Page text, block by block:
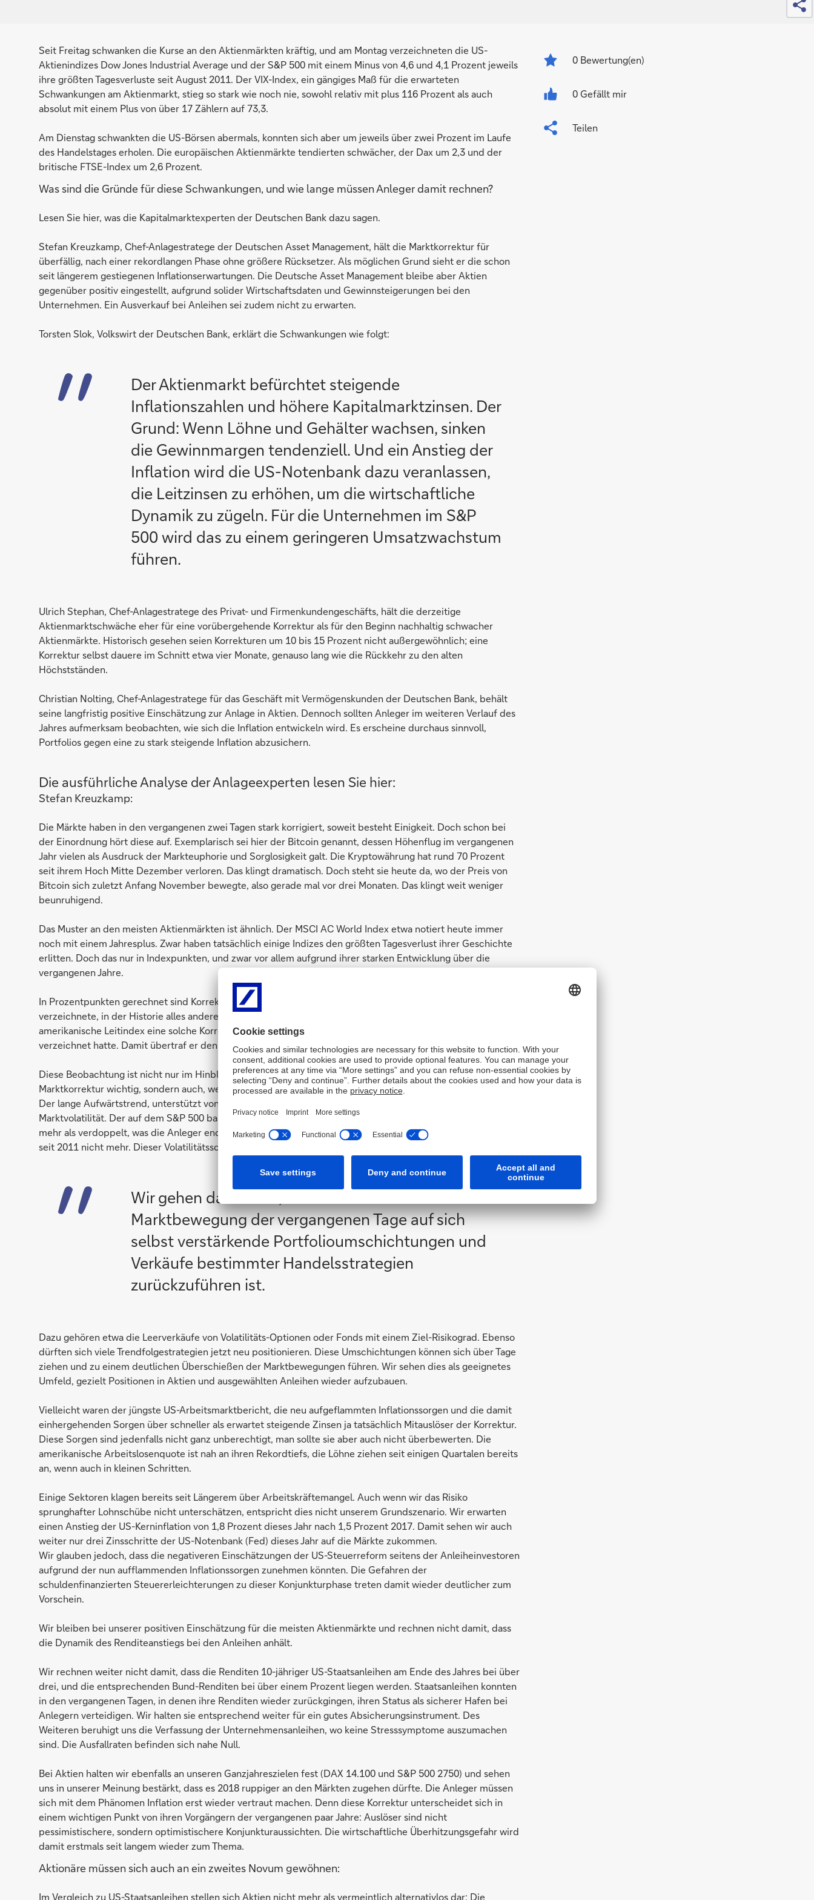
Seit Freitag schwanken die Kurse an den Aktienmärkten kräftig, und am Montag verzeichneten die US-
Aktienindizes Dow Jones Industrial Average und der S&P 500 mit einem Minus von 4,6 und 4,1 Prozent jeweils
ihre größten Tagesverluste seit August 2011. Der VIX-Index, ein gängiges Maß für die erwarteten
Schwankungen am Aktienmarkt, stieg so stark wie noch nie, sowohl relativ mit plus 116 Prozent als auch
absolut mit einem Plus von über 17 Zählern auf 73,3.
Am Dienstag schwankten die US-Börsen abermals, konnten sich aber um jeweils über zwei Prozent im Laufe
des Handelstages erholen. Die europäischen Aktienmärkte tendierten schwächer, der Dax um 2,3 und der
britische FTSE-Index um 2,6 Prozent.
Was sind die Gründe für diese Schwankungen, und wie lange müssen Anleger damit rechnen?
Lesen Sie hier, was die Kapitalmarktexperten der Deutschen Bank dazu sagen.
Stefan Kreuzkamp, Chef-Anlagestratege der Deutschen Asset Management, hält die Marktkorrektur für
überfällig, nach einer rekordlangen Phase ohne größere Rücksetzer. Als möglichen Grund sieht er die schon
seit längerem gestiegenen Inflationserwartungen. Die Deutsche Asset Management bleibe aber Aktien
gegenüber positiv eingestellt, aufgrund solider Wirtschaftsdaten und Gewinnsteigerungen bei den
Unternehmen. Ein Ausverkauf bei Anleihen sei zudem nicht zu erwarten.
Torsten Slok, Volkswirt der Deutschen Bank, erklärt die Schwankungen wie folgt:
Der Aktienmarkt befürchtet steigende
Inflationszahlen und höhere Kapitalmarktzinsen. Der
Grund: Wenn Löhne und Gehälter wachsen, sinken
die Gewinnmargen tendenziell. Und ein Anstieg der
Inflation wird die US-Notenbank dazu veranlassen,
die Leitzinsen zu erhöhen, um die wirtschaftliche
Dynamik zu zügeln. Für die Unternehmen im S&P
500 wird das zu einem geringeren Umsatzwachstum
führen.
Ulrich Stephan, Chef-Anlagestratege des Privat- und Firmenkundengeschäfts, hält die derzeitige
Aktienmarktschwäche eher für eine vorübergehende Korrektur als für den Beginn nachhaltig schwacher
Aktienmärkte. Historisch gesehen seien Korrekturen um 10 bis 15 Prozent nicht außergewöhnlich; eine
Korrektur selbst dauere im Schnitt etwa vier Monate, genauso lang wie die Rückkehr zu den alten
Höchstständen.
Christian Nolting, Chef-Anlagestratege für das Geschäft mit Vermögenskunden der Deutschen Bank, behält
seine langfristig positive Einschätzung zur Anlage in Aktien. Dennoch sollten Anleger im weiteren Verlauf des
Jahres aufmerksam beobachten, wie sich die Inflation entwickeln wird. Es erscheine durchaus sinnvoll,
Portfolios gegen eine zu stark steigende Inflation abzusichern.
Die ausführliche Analyse der Anlageexperten lesen Sie hier:
Stefan Kreuzkamp:
Die Märkte haben in den vergangenen zwei Tagen stark korrigiert, soweit besteht Einigkeit. Doch schon bei
der Einordnung hört diese auf. Exemplarisch sei hier der Bitcoin genannt, dessen Höhenflug im vergangenen
Jahr vielen als Ausdruck der Markteuphorie und Sorglosigkeit galt. Die Kryptowährung hat rund 70 Prozent
seit ihrem Hoch Mitte Dezember verloren. Das klingt dramatisch. Doch steht sie heute da, wo der Preis von
Bitcoin sich zuletzt Anfang November bewegte, also gerade mal vor drei Monaten. Das klingt weit weniger
beunruhigend.
Das Muster an den meisten Aktienmärkten ist ähnlich. Der MSCI AC World Index etwa notiert heute immer
noch mit einem Jahresplus. Zwar haben tatsächlich einige Indizes den größten Tagesverlust ihrer Geschichte
erlitten. Doch das nur in Indexpunkten, und zwar vor allem aufgrund ihrer starken Entwicklung über die
vergangenen Jahre.
In Prozentpunkten gerechnet sind Korrekturen von 4,1 Prozent, wie sie etwa der S&P 500 am Montag
verzeichnete, in der Historie alles andere als ungewöhnlich. Ungewöhnlich war vielmehr, dass der
amerikanische Leitindex eine solche Korrektur um fünf Prozent seit knapp über 400 Tagen nicht mehr
verzeichnet hatte. Damit übertraf er den 1996 erreichten Rekord von 395 Tagen.
Diese Beobachtung ist nicht nur im Hinblick auf die gängige These nach einer längst überfälligen
Marktkorrektur wichtig, sondern auch, weil sie einen Erklärungsansatz für die Heftigkeit der Korrektur bietet.
Der lange Aufwärtstrend, unterstützt von soliden Wirtschaftsdaten, sorgte für eine historisch niedrige
Marktvolatilität. Der auf dem S&P 500 basierende Volatilitätsindex VIX hat sich jedoch innerhalb eines Tages
mehr als verdoppelt, was die Anleger endgültig aus ihrer Komfortzone getrieben hat. So hoch stand der VIX
seit 2011 nicht mehr. Dieser Volatilitätsschub hat großen Einfluss auf viele Anlagestrategien.
Wir gehen davon aus, dass ein Großteil der
Marktbewegung der vergangenen Tage auf sich
selbst verstärkende Portfolioumschichtungen und
Verkäufe bestimmter Handelsstrategien
zurückzuführen ist.
Dazu gehören etwa die Leerverkäufe von Volatilitäts-Optionen oder Fonds mit einem Ziel-Risikograd. Ebenso
dürften sich viele Trendfolgestrategien jetzt neu positionieren. Diese Umschichtungen können sich über Tage
ziehen und zu einem deutlichen Überschießen der Marktbewegungen führen. Wir sehen dies als geeignetes
Umfeld, gezielt Positionen in Aktien und ausgewählten Anleihen wieder aufzubauen.
Vielleicht waren der jüngste US-Arbeitsmarktbericht, die neu aufgeflammten Inflationssorgen und die damit
einhergehenden Sorgen über schneller als erwartet steigende Zinsen ja tatsächlich Mitauslöser der Korrektur.
Diese Sorgen sind jedenfalls nicht ganz unberechtigt, man sollte sie aber auch nicht überbewerten. Die
amerikanische Arbeitslosenquote ist nah an ihren Rekordtiefs, die Löhne ziehen seit einigen Quartalen bereits
an, wenn auch in kleinen Schritten.
Einige Sektoren klagen bereits seit Längerem über Arbeitskräftemangel. Auch wenn wir das Risiko
sprunghafter Lohnschübe nicht unterschätzen, entspricht dies nicht unserem Grundszenario. Wir erwarten
einen Anstieg der US-Kerninflation von 1,8 Prozent dieses Jahr nach 1,5 Prozent 2017. Damit sehen wir auch
weiter nur drei Zinsschritte der US-Notenbank (Fed) dieses Jahr auf die Märkte zukommen.
Wir glauben jedoch, dass die negativeren Einschätzungen der US-Steuerreform seitens der Anleiheinvestoren
aufgrund der nun aufflammenden Inflationssorgen zunehmen könnten. Die Gefahren der
schuldenfinanzierten Steuererleichterungen zu dieser Konjunkturphase treten damit wieder deutlicher zum
Vorschein.
Wir bleiben bei unserer positiven Einschätzung für die meisten Aktienmärkte und rechnen nicht damit, dass
die Dynamik des Renditeanstiegs bei den Anleihen anhält.
Wir rechnen weiter nicht damit, dass die Renditen 10-jähriger US-Staatsanleihen am Ende des Jahres bei über
drei, und die entsprechenden Bund-Renditen bei über einem Prozent liegen werden. Staatsanleihen konnten
in den vergangenen Tagen, in denen ihre Renditen wieder zurückgingen, ihren Status als sicherer Hafen bei
Anlegern verteidigen. Wir halten sie entsprechend weiter für ein gutes Absicherungsinstrument. Des
Weiteren beruhigt uns die Verfassung der Unternehmensanleihen, wo keine Stresssymptome auszumachen
sind. Die Ausfallraten befinden sich nahe Null.
Bei Aktien halten wir ebenfalls an unseren Ganzjahreszielen fest (DAX 14.100 und S&P 500 2750) und sehen
uns in unserer Meinung bestärkt, dass es 2018 ruppiger an den Märkten zugehen dürfte. Die Anleger müssen
sich mit dem Phänomen Inflation erst wieder vertraut machen. Denn diese Korrektur unterscheidet sich in
einem wichtigen Punkt von ihren Vorgängern der vergangenen paar Jahre: Auslöser sind nicht
pessimistischere, sondern optimistischere Konjunkturaussichten. Die wirtschaftliche Überhitzungsgefahr wird
damit erstmals seit langem wieder zum Thema.
Aktionäre müssen sich auch an ein zweites Novum gewöhnen:
Im Vergleich zu US-Staatsanleihen stellen sich Aktien nicht mehr als vermeintlich alternativlos dar: Die
0 Bewertung(en)
0 Gefällt mir
Teilen